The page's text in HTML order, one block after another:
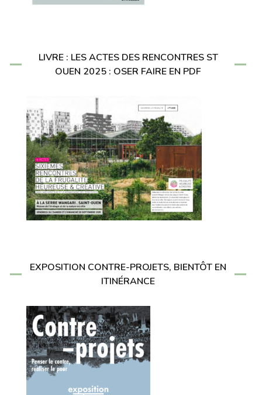
LIVRE : LES ACTES DES RENCONTRES ST
OUEN 2025 : OSER FAIRE EN PDF
EXPOSITION CONTRE-PROJETS, BIENTÔT EN
ITINÉRANCE